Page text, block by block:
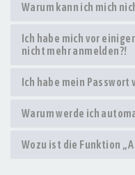
Warum kann ich mich
Ich habe mich vor
nicht mehr anmelden?!
Ich habe mein Passwort
Warum werde ich
Wozu ist die Funktion